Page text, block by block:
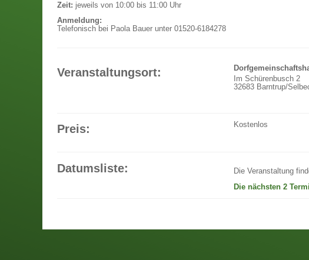
Zeit: jeweils von 10:00 bis 11:00 Uhr
Anmeldung:
Telefonisch bei Paola Bauer unter 01520-6184278
Veranstaltungsort:
Im Schürenbusch 2
32683 Barntrup/
Preis: Kostenlos
Datumsliste:
Die Veranstaltung
Die nächsten 2